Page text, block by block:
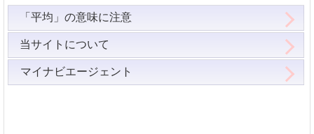
「平均」の意味に注意
当サイトについて
マイナビエージェント